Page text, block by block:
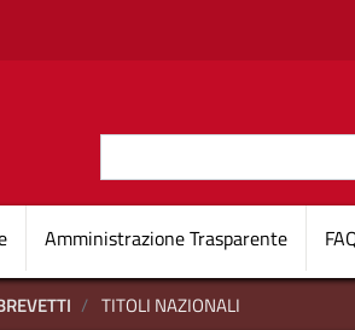
Navigazione
Amministrazione Trasparente
TITOLI NAZIONALI